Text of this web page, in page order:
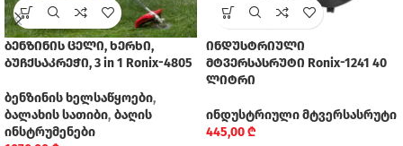
ბენზინის ცელი, ხერხი,
ბუჩქსაკრეჭი, 3 in 1 Ronix-4805
ბენზინის ხელსაწყოები,
ბალახის სათიბი, ბაღის
ინსტრუმენები
ინდუსტრიული
მტვერსასრუტი Ronix-1241 40
ლიტრი
ინდუსტრიული მტვერსასრუტი
445,00₾